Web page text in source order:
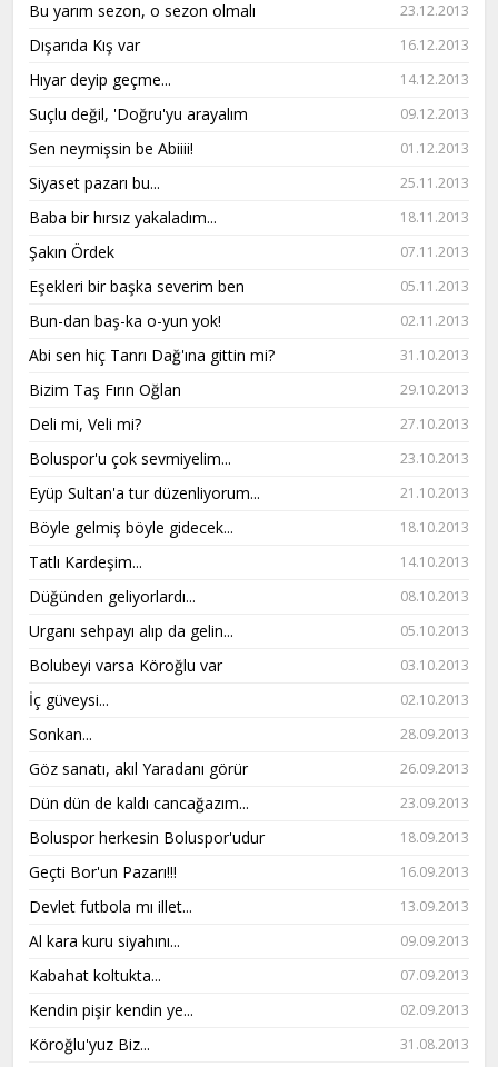
Bu yarım sezon, o sezon olmalı 23.12.2013
Dışarıda Kış var 16.12.2013
Hıyar deyip geçme... 14.12.2013
Suçlu değil, 'Doğru'yu arayalım 09.12.2013
Sen neymişsin be Abiiii! 01.12.2013
Siyaset pazarı bu... 25.11.2013
Baba bir hırsız yakaladım... 18.11.2013
Şakın Ördek 07.11.2013
Eşekleri bir başka severim ben 05.11.2013
Bun-dan baş-ka o-yun yok! 02.11.2013
Abi sen hiç Tanrı Dağ'ına gittin mi? 31.10.2013
Bizim Taş Fırın Oğlan 29.10.2013
Deli mi, Veli mi? 27.10.2013
Boluspor'u çok sevmiyelim... 23.10.2013
Eyüp Sultan'a tur düzenliyorum... 21.10.2013
Böyle gelmiş böyle gidecek... 18.10.2013
Tatlı Kardeşim... 14.10.2013
Düğünden geliyorlardı... 08.10.2013
Urganı sehpayı alıp da gelin... 05.10.2013
Bolubeyi varsa Köroğlu var 03.10.2013
İç güveysi... 02.10.2013
Sonkan... 28.09.2013
Göz sanatı, akıl Yaradanı görür 26.09.2013
Dün dün de kaldı cancağazım... 23.09.2013
Boluspor herkesin Boluspor'udur 18.09.2013
Geçti Bor'un Pazarı!!! 16.09.2013
Devlet futbola mı illet... 13.09.2013
Al kara kuru siyahını... 09.09.2013
Kabahat koltukta... 07.09.2013
Kendin pişir kendin ye... 02.09.2013
Köroğlu'yuz Biz... 31.08.2013